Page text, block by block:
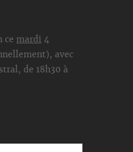
ce mardi 4
avec
de 18h30 à